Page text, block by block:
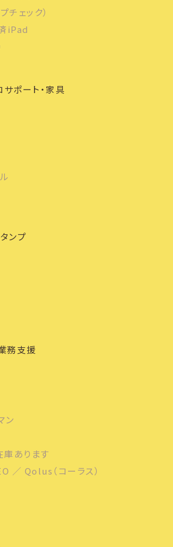
ェック）
iPad
サポート・家具
ンプ
務支援
ン
あります
／ Qolus（コーラス）